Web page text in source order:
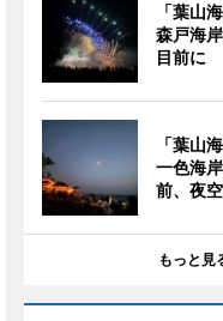
「葉山
森戸海
目前に
「葉山
一色海
前、夜
もっと見